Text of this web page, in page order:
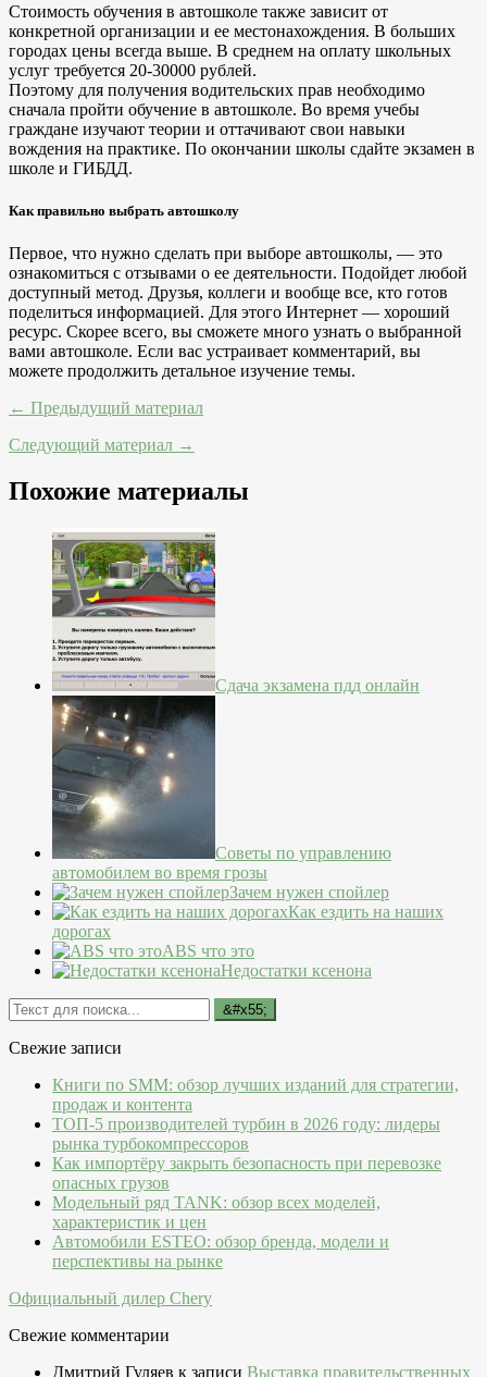
Стоимость обучения в автошколе также зависит от
конкретной организации и ее местонахождения. В больших
городах цены всегда выше. В среднем на оплату школьных
услуг требуется 20-30000 рублей.
Поэтому для получения водительских прав необходимо
сначала пройти обучение в автошколе. Во время учебы
граждане изучают теории и оттачивают свои навыки
вождения на практике. По окончании школы сдайте экзамен в
школе и ГИБДД.
Как правильно выбрать автошколу
Первое, что нужно сделать при выборе автошколы, — это
ознакомиться с отзывами о ее деятельности. Подойдет любой
доступный метод. Друзья, коллеги и вообще все, кто готов
поделиться информацией. Для этого Интернет — хороший
ресурс. Скорее всего, вы сможете много узнать о выбранной
вами автошколе. Если вас устраивает комментарий, вы
можете продолжить детальное изучение темы.
← Предыдущий материал
Следующий материал →
Похожие материалы
Сдача экзамена пдд онлайн
Советы по управлению
автомобилем во время грозы
Зачем нужен спойлер
Как ездить на наших
дорогах
ABS что это
Недостатки ксенона
Свежие записи
Книги по SMM: обзор лучших изданий для стратегии,
продаж и контента
ТОП-5 производителей турбин в 2026 году: лидеры
рынка турбокомпрессоров
Как импортёру закрыть безопасность при перевозке
опасных грузов
Модельный ряд TANK: обзор всех моделей,
характеристик и цен
Автомобили ESTEO: обзор бренда, модели и
перспективы на рынке
Официальный дилер Chery
Свежие комментарии
Дмитрий Гуляев к записи Выставка правительственных